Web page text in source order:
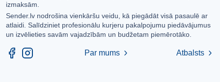
izmaksām.
Sender.lv nodrošina vienkāršu veidu, kā piegādāt visā pasaulē ar
atlaidi. Salīdziniet profesionālu kurjeru pakalpojumu piedāvājumus
un izvēlieties savām vajadzībām un budžetam piemērotāko.
Par mums chevron_right Atbalsts chevron_right